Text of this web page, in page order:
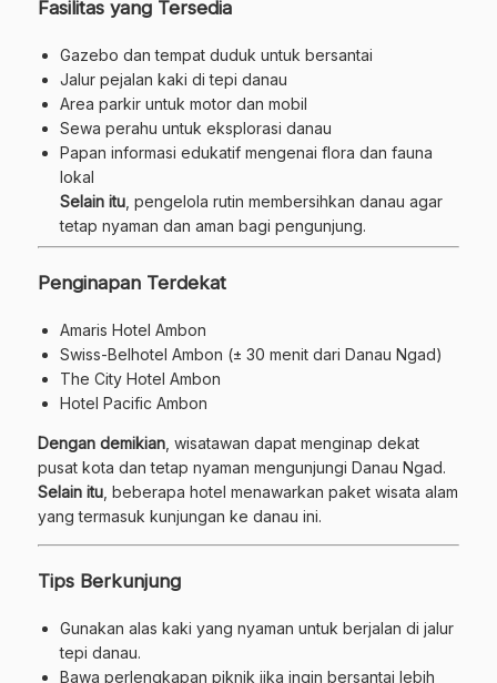
Fasilitas yang Tersedia
Gazebo dan tempat duduk untuk bersantai
Jalur pejalan kaki di tepi danau
Area parkir untuk motor dan mobil
Sewa perahu untuk eksplorasi danau
Papan informasi edukatif mengenai flora dan fauna
lokal
Selain itu , pengelola rutin membersihkan danau agar
tetap nyaman dan aman bagi pengunjung.
Penginapan Terdekat
Amaris Hotel Ambon
Swiss-Belhotel Ambon (± 30 menit dari Danau Ngad)
The City Hotel Ambon
Hotel Pacific Ambon
Dengan demikian , wisatawan dapat menginap dekat
pusat kota dan tetap nyaman mengunjungi Danau Ngad.
Selain itu , beberapa hotel menawarkan paket wisata alam
yang termasuk kunjungan ke danau ini.
Tips Berkunjung
Gunakan alas kaki yang nyaman untuk berjalan di jalur
tepi danau.
Bawa perlengkapan piknik jika ingin bersantai lebih